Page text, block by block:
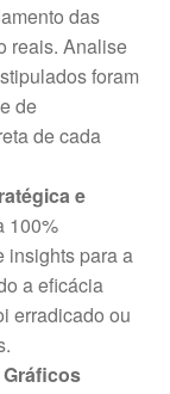
das
reais. Analise
foram
de
de cada
e
100%
insights para a
a eficácia
erradicado ou